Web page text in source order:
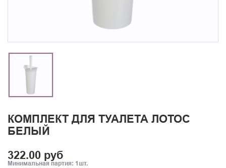
КОМПЛЕКТ ДЛЯ ТУАЛЕТА ЛОТОС
БЕЛЫЙ
322.00 руб
Минимальная партия: 1шт.